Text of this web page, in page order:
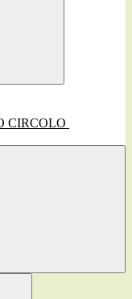
CIRCOLO